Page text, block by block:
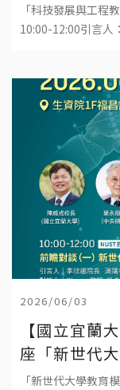
「科技發展與工程
10:00-12:00引言人
2026/06/03
【國立宜蘭
座「新世代
與工程教育
「新世代大學教育